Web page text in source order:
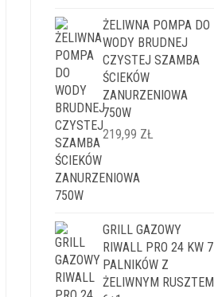
ŻELIWNA POMPA DO
WODY BRUDNEJ
CZYSTEJ SZAMBA
ŚCIEKÓW
ZANURZENIOWA
750W
219,99 ZŁ
GRILL GAZOWY
RIWALL PRO 24 KW 7
PALNIKÓW Z
ŻELIWNYM RUSZTEM